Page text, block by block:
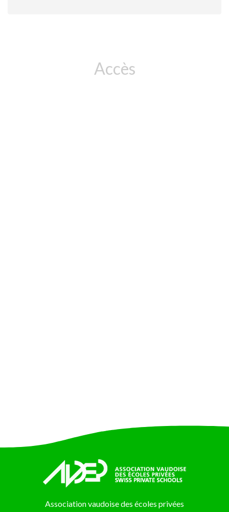
Accès
Association vaudoise des écoles privées